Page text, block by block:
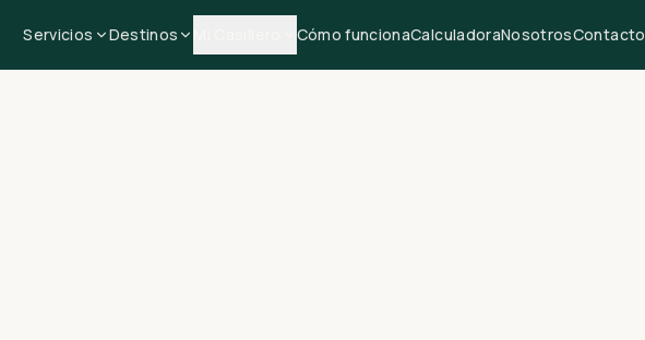
Servicios Destinos Cómo funcionaCalculadoraNosotrosContacto